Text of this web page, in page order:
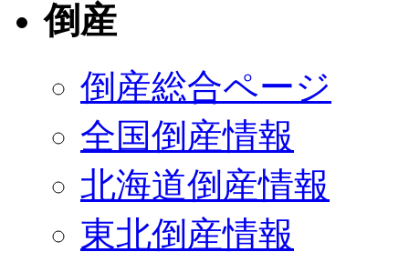
倒産
倒産総合ページ
全国倒産情報
北海道倒産情報
東北倒産情報